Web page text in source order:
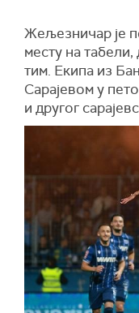
Жељезничар је
месту на
тим. Екипа из
Сарајевом у
и другог